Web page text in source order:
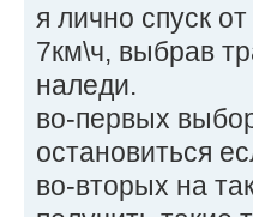
я лично спуск
7км\ч, выбрав
наледи.
во-первых
остановиться
во-вторых на